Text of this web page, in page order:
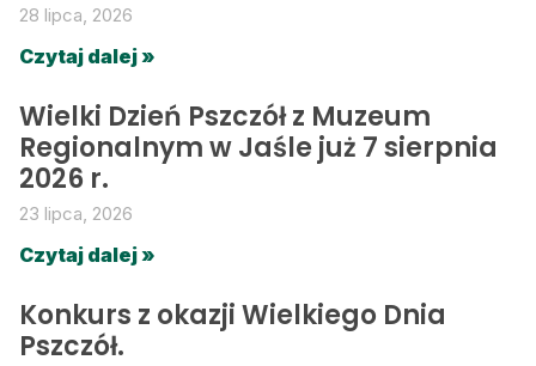
28 lipca, 2026
Czytaj dalej »
Wielki Dzień Pszczół z Muzeum
Regionalnym w Jaśle już 7 sierpnia
2026 r.
23 lipca, 2026
Czytaj dalej »
Konkurs z okazji Wielkiego Dnia
Pszczół.